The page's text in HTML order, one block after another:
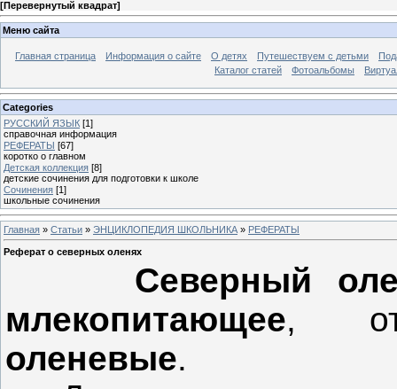
[Перевернутый квадрат]
Меню сайта
Главная страница Информация о сайте О детях Путешествуем с детьми
Каталог статей
Фотоальбомы
Categories
РУССКИЙ ЯЗЫК [1]
справочная информация
РЕФЕРАТЫ [67]
коротко о главном
Детская коллекция [8]
детские сочинения для подготовки к школе
Сочинения [1]
школьные сочинения
Главная » Статьи » ЭНЦИКЛОПЕДИЯ ШКОЛЬНИКА » РЕФЕРАТЫ
Реферат о северных оленях
Северный
млекопитающее,
оленевые.